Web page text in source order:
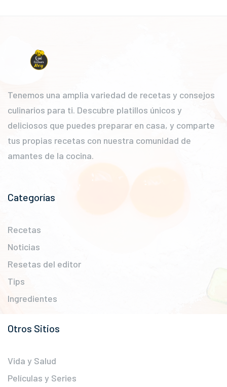
Tenemos una amplia variedad de recetas y consejos
culinarios para ti. Descubre platillos únicos y
deliciosos que puedes preparar en casa, y comparte
tus propias recetas con nuestra comunidad de
amantes de la cocina.
Categorías
Recetas
Noticias
Resetas del editor
Tips
Ingredientes
Otros Sitios
Vida y Salud
Películas y Series